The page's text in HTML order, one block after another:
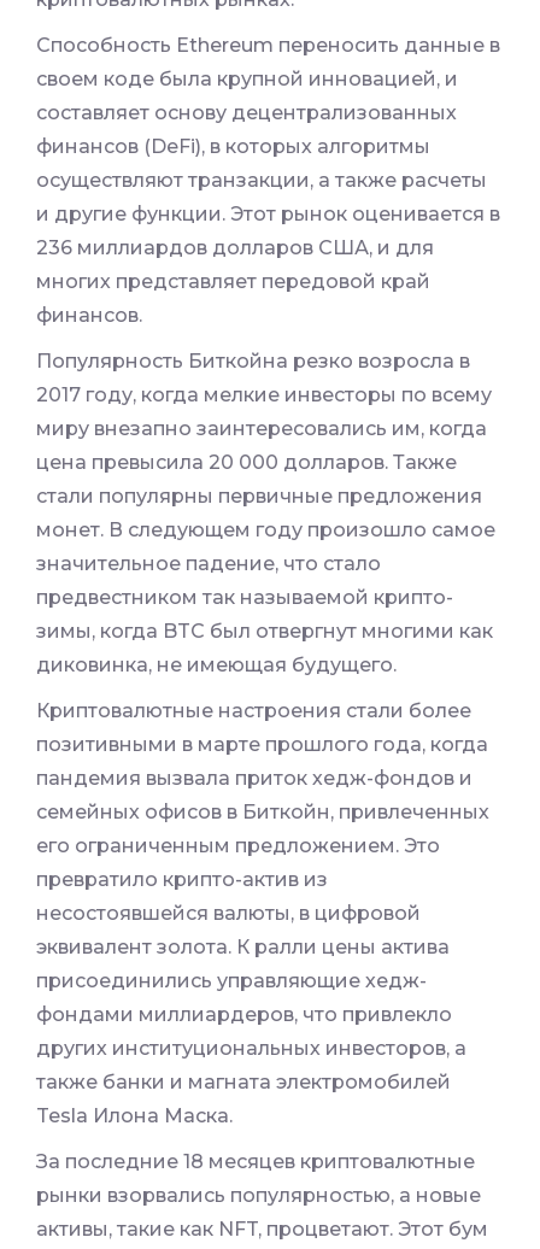
Способность Ethereum переносить данные в
своем коде была крупной инновацией, и
составляет основу децентрализованных
финансов (DeFi), в которых алгоритмы
осуществляют транзакции, а также расчеты
и другие функции. Этот рынок оценивается в
236 миллиардов долларов США, и для
многих представляет передовой край
финансов.
Популярность Биткойна резко возросла в
2017 году, когда мелкие инвесторы по всему
миру внезапно заинтересовались им, когда
цена превысила 20 000 долларов. Также
стали популярны первичные предложения
монет. В следующем году произошло самое
значительное падение, что стало
предвестником так называемой крипто-
зимы, когда BTC был отвергнут многими как
диковинка, не имеющая будущего.
Криптовалютные настроения стали более
позитивными в марте прошлого года, когда
пандемия вызвала приток хедж-фондов и
семейных офисов в Биткойн, привлеченных
его ограниченным предложением. Это
превратило крипто-актив из
несостоявшейся валюты, в цифровой
эквивалент золота. К ралли цены актива
присоединились управляющие хедж-
фондами миллиардеров, что привлекло
других институциональных инвесторов, а
также банки и магната электромобилей
Tesla Илона Маска.
За последние 18 месяцев криптовалютные
рынки взорвались популярностью, а новые
активы, такие как NFT, процветают. Этот бум